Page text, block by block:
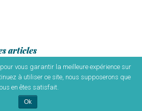
articles
Mentions légales
vous garantir la meilleure expérience sur
à utiliser ce site, nous supposerons que
en êtes satisfait.
Ok